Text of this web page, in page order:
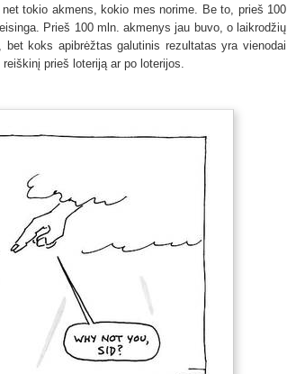
tokio akmens, kokio mes norime. Be to, prieš 100
Prieš 100 mln. akmenys jau buvo, o laikrodžių
koks apibrėžtas galutinis rezultatas yra vienodai
prieš loteriją ar po loterijos.